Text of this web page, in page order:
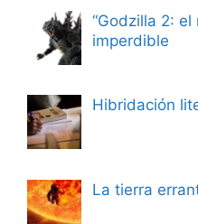
“Godzilla 2: el
imperdible
Hibridación
La tierra